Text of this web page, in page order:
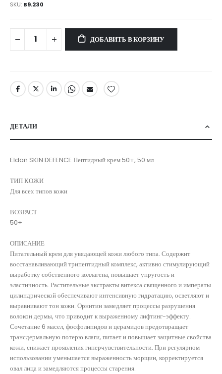
SKU B9.230
ДОБАВИТЬ В КОРЗИНУ
ДЕТАЛИ
Eldan SKIN DEFENCE Пептидный крем 50+, 50 мл
ТИП КОЖИ
Для всех типов кожи
ВОЗРАСТ
50+
ОПИСАНИЕ
Питательный крем для увядающей кожи любого типа. Содержит
восстанавливающий трипептидный комплекс, активно стимулирующий
выработку собственного коллагена, повышает упругость и
эластичность. Растительные экстракты витекса священного и императы
цилиндрической обеспечивают интенсивную гидратацию, осветляют и
выравнивают тон кожи. Орнитин замедляет процессы разрушения
волокон дермы, что приводит к выраженному лифтинг-эффекту.
Сочетание 6 масел, фосфолипидов и церамидов предотвращает
трансдермальную потерю влаги, питает и повышает защитные свойства
кожи, снижает проявления гиперчувствительности. При регулярном
использовании уменьшается выраженность морщин, корректируется
овал лица и замедляются процессы старения.